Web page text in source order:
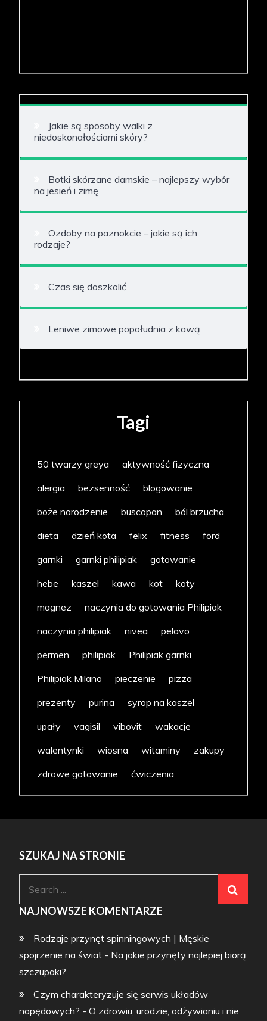
Jakie są sposoby walki z
niedoskonałościami skóry?
Botki skórzane damskie – najlepszy wybór
na jesień i zimę
Ozdoby na paznokcie – jakie są ich
rodzaje?
Czas się doszkolić
Leniwe zimowe popołudnia z kawą
Tagi
50 twarzy greya
aktywność fizyczna
alergia
bezsenność
blogowanie
boże narodzenie
buscopan
ból brzucha
dieta
dzień kota felix fitness
ford
garnki
garnki philipiak
gotowanie
hebe
kaszel kawa kot
koty
magnez
naczynia do gotowania Philipiak
naczynia philipiak
nivea
pelavo
permen
philipiak
Philipiak garnki
Philipiak Milano
pieczenie
pizza
prezenty
purina
syrop na kaszel
upały
vagisil vibovit
wakacje
walentynki
wiosna witaminy
zakupy
zdrowe gotowanie
ćwiczenia
SZUKAJ NA STRONIE
NAJNOWSZE KOMENTARZE
Rodzaje przynęt spinningowych | Męskie
spojrzenie na świat - Na jakie przynęty najlepiej biorą
szczupaki?
Czym charakteryzuje się serwis układów
napędowych? - O zdrowiu, urodzie, odżywianiu i nie